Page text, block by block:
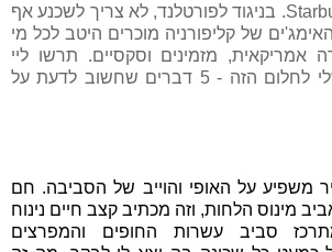
הפראפוצ'ינו של Starbucks. בניגוד לפורטלנד, לא צריך לשכנע אף
של קליפורניה מוכרים היטב לכל מי
מזמינים וסקסיים. תרשו ליי
להציג את הגרסה שלי לחלום הזה - 5 דברים שחשוב לדעת על
משפיע על האופי והוייב של הסביבה. חם
מינוס הלחות, וזה מכתיב קצב חיים נינוח
סביב עשרות החופים והמפרצים